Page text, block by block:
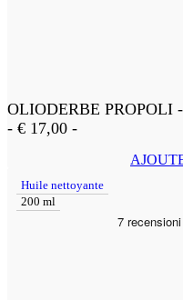
OLIODERBE PROPOLI
- € 17,00 -
Huile nettoyante
200 ml